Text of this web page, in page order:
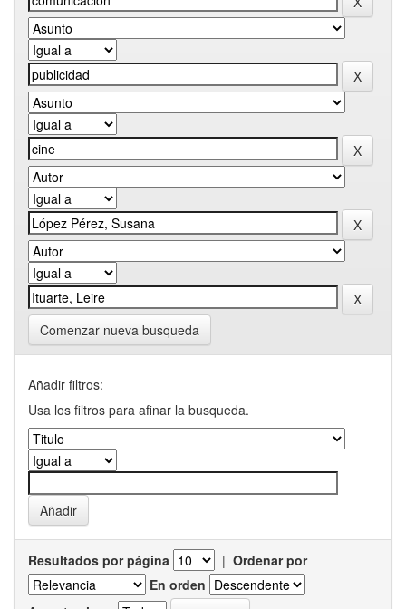
Comenzar nueva busqueda
Añadir filtros:
Usa los filtros para afinar la busqueda.
Resultados por página | Ordenar por
En orden